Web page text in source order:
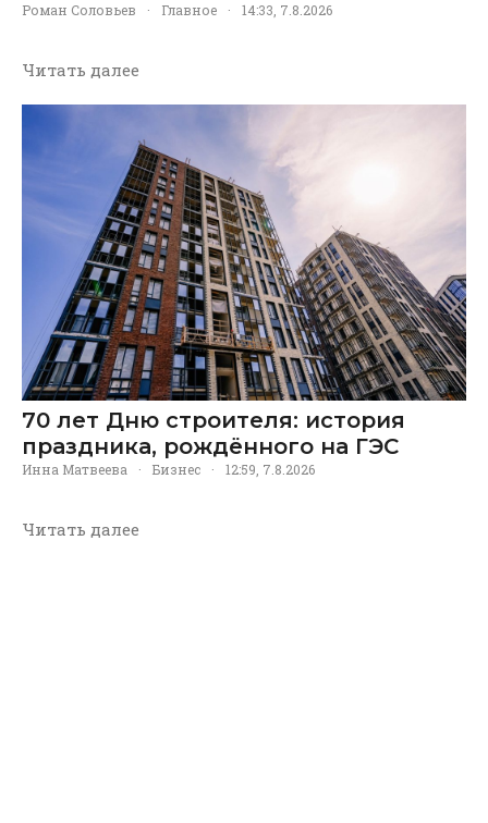
Роман Соловьев · Главное · 14:33, 7.8.2026
Читать далее
70 лет Дню строителя: история
праздника, рождённого на ГЭС
Инна Матвеева · Бизнес · 12:59, 7.8.2026
Читать далее